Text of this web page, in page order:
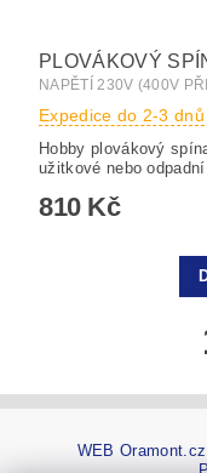
PLOVÁKOVÝ
NAPĚTÍ 230V (400V
Expedice do 2-3 dnů
Hobby plovákový
užitkové nebo
810 Kč
WEB Oramont.cz